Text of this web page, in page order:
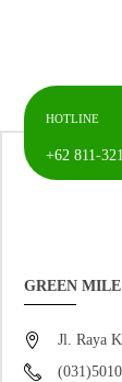
HOTLINE
+62 811-
GREEN
Jl. Raya